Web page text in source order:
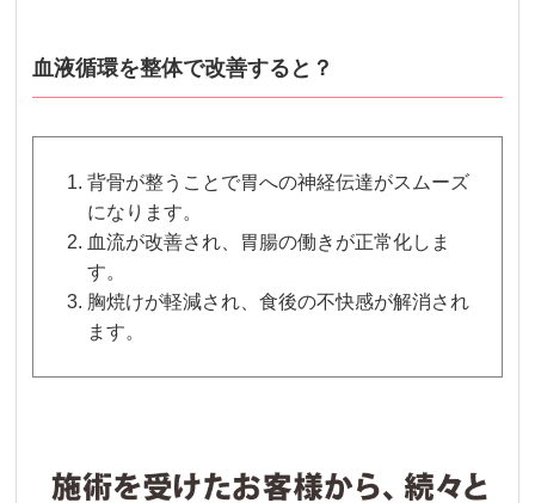
血液循環を整体で改善すると？
背骨が整うことで胃への神経伝達がスムーズ
になります。
血流が改善され、胃腸の働きが正常化しま
す。
胸焼けが軽減され、食後の不快感が解消され
ます。